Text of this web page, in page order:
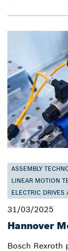
ASSEMBLY
LINEAR MOTION
ELECTRIC DRIVES
31/03/2025
Hannover
Bosch Rexroth